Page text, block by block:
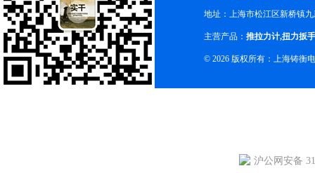
地址：上海市松江区新桥镇
主营产品： 推拉力计,扭力扳手
© 2026 版权所有：上海铸衡
沪公网安备